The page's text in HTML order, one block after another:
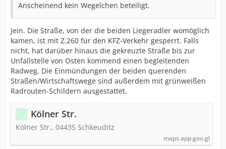
Anscheinend kein Wegelchen beteiligt.
Jein. Die Straße, von der die beiden Liegeradler womöglich
kamen, ist mit Z.260 für den KFZ-Verkehr gesperrt. Falls
nicht, hat darüber hinaus die gekreuzte Straße bis zur
Unfallstelle von Osten kommend einen begleitenden
Radweg. Die Einmündungen der beiden querenden
Straßen/Wirtschaftswege sind außerdem mit grünweißen
Radrouten-Schildern ausgestattet.
Kölner Str.
Kölner Str., 04435 Schkeuditz
maps.app.goo.gl